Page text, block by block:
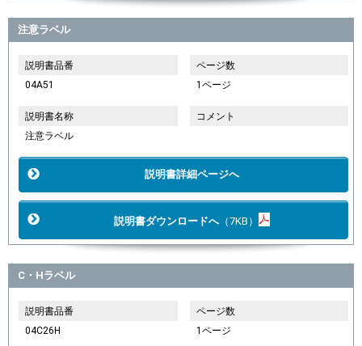
注意ラベル
説明書品番
04A51
ページ数
1ページ
説明書名称
注意ラベル
コメント
説明書詳細ページへ
説明書ダウンロードへ（7KB）
C・Hラベル
説明書品番
04C26H
ページ数
1ページ